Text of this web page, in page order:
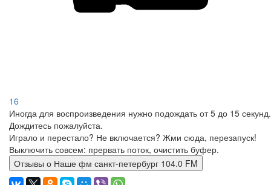
16
Иногда для воспроизведения нужно подождать от 5 до 15 секунд.
Дождитесь пожалуйста.
Играло и перестало? Не включается? Жми сюда, перезапуск!
Выключить совсем: прервать поток, очистить буфер.
Отзывы о Наше фм санкт-петербург 104.0 FM